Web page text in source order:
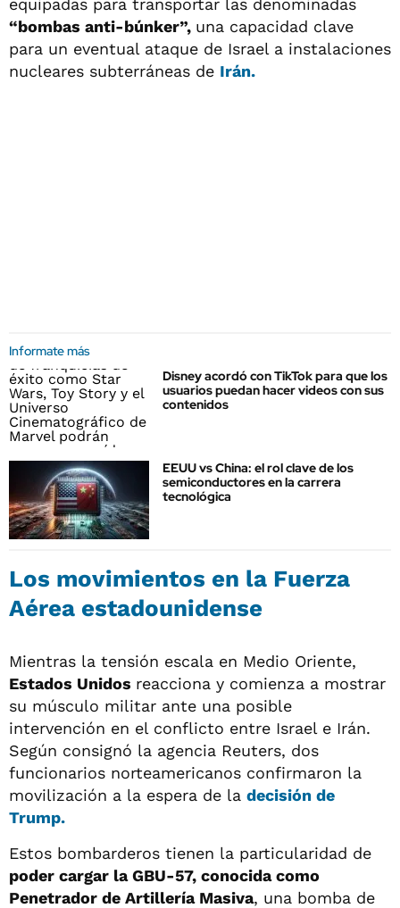
equipadas para transportar las denominadas
“bombas anti-búnker”, una capacidad clave
para un eventual ataque de Israel a instalaciones
nucleares subterráneas de Irán.
Informate más
Disney acordó con TikTok para que los
usuarios puedan hacer videos con sus
contenidos
EEUU vs China: el rol clave de los
semiconductores en la carrera
tecnológica
Los movimientos en la Fuerza
Aérea estadounidense
Mientras la tensión escala en Medio Oriente,
Estados Unidos reacciona y comienza a mostrar
su músculo militar ante una posible
intervención en el conflicto entre Israel e Irán.
Según consignó la agencia Reuters, dos
funcionarios norteamericanos confirmaron la
movilización a la espera de la decisión de
Trump.
Estos bombarderos tienen la particularidad de
poder cargar la GBU-57, conocida como
Penetrador de Artillería Masiva, una bomba de